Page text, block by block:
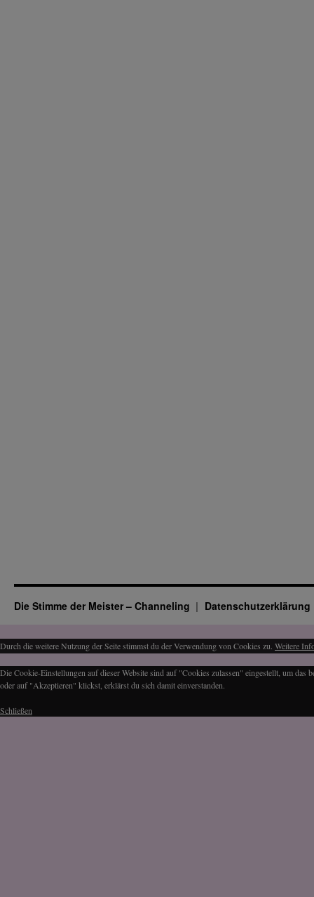
Die Stimme der Meister – Channeling Datenschutz­erklärung
Durch die weitere Nutzung der Seite stimmst du der Verwendung von Cookies zu. Weitere
Die Cookie-Einstellungen auf dieser Website sind auf "Cookies zulassen" eingestellt, um
oder auf "Akzeptieren" klickst, erklärst du sich damit einverstanden.
Schließen